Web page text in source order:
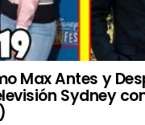
Max Antes y
Sydney